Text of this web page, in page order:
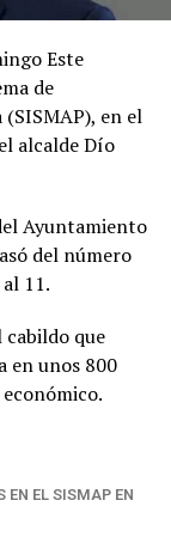
Este
de
en el
alcalde Dío
Ayuntamiento
del número
11.
cabildo que
en unos 800
EN EL SISMAP EN